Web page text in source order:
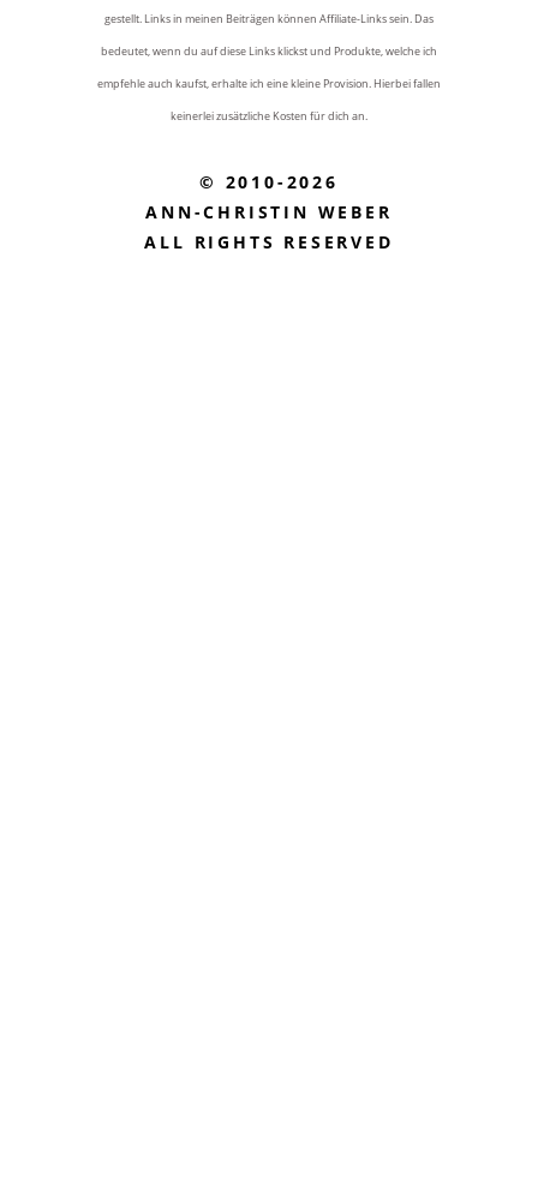
gestellt. Links in meinen Beiträgen können Affiliate-Links sein. Das
bedeutet, wenn du auf diese Links klickst und Produkte, welche ich
empfehle auch kaufst, erhalte ich eine kleine Provision. Hierbei fallen
keinerlei zusätzliche Kosten für dich an.
© 2010-2026
ANN-CHRISTIN WEBER
ALL RIGHTS RESERVED